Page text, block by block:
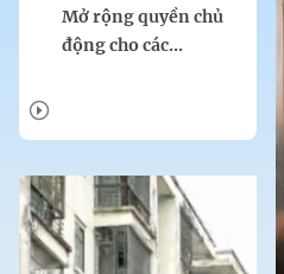
Mở rộng quyền chủ
động cho các...